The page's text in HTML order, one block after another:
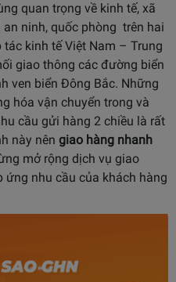
quan trọng về kinh tế, xã
ninh, quốc phòng trên hai
kinh tế Việt Nam – Trung
giao thông các đường biển
ven biển Đông Bắc. Những
hóa vận chuyển trong và
cầu gửi hàng 2 chiều là rất
này nên giao hàng nhanh
mở rộng dịch vụ giao
ứng nhu cầu của khách hàng